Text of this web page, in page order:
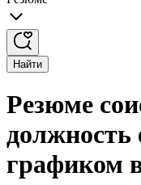
Найти
Резюме
графиком